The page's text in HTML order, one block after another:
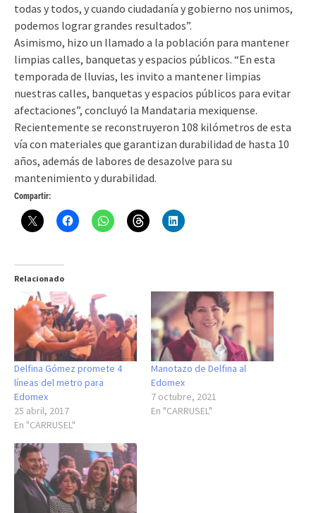
todas y todos, y cuando ciudadanía y gobierno nos unimos,
podemos lograr grandes resultados”.
Asimismo, hizo un llamado a la población para mantener
limpias calles, banquetas y espacios públicos. “En esta
temporada de lluvias, les invito a mantener limpias
nuestras calles, banquetas y espacios públicos para evitar
afectaciones”, concluyó la Mandataria mexiquense.
Recientemente se reconstruyeron 108 kilómetros de esta
vía con materiales que garantizan durabilidad de hasta 10
años, además de labores de desazolve para su
mantenimiento y durabilidad.
Compartir:
Relacionado
Delfina Gómez promete 4
líneas del metro para
Edomex
25 abril, 2017
En "CARRUSEL"
Manotazo de Delfina al
Edomex
7 octubre, 2021
En "CARRUSEL"